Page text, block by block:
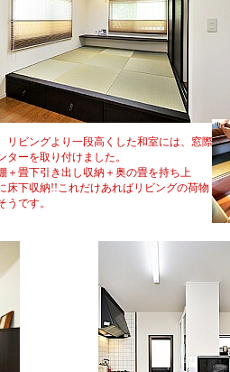
リビングより一段高くした和室には、窓際
ターを取り付けました。
＋畳下引き出し収納＋奥の畳を持ち上
床下収納!!これだけあればリビングの荷物
うです。